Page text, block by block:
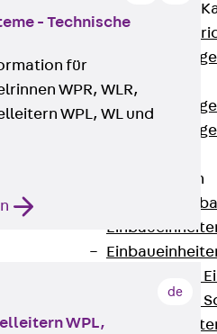
Estrichbündige
CHALI
Einbaueinheiten
Nivellierbare
Nivellierbare
- Technische
für
WPR, WLR,
WPL, WL und
de
WPL,